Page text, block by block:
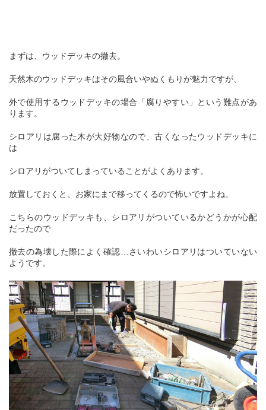
まずは、ウッドデッキの撤去。
天然木のウッドデッキはその風合いやぬくもりが魅力ですが、
外で使用するウッドデッキの場合「腐りやすい」という難点があ
ります。
シロアリは腐った木が大好物なので、古くなったウッドデッキに
は
シロアリがついてしまっていることがよくあります。
放置しておくと、お家にまで移ってくるので怖いですよね。
こちらのウッドデッキも、シロアリがついているかどうかが心配
だったので
撤去の為壊した際によく確認…さいわいシロアリはついていない
ようです。